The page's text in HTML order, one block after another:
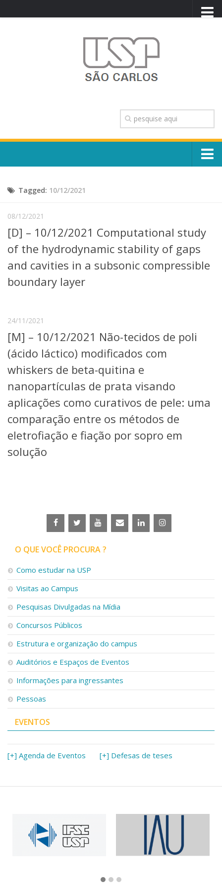
TRANSPARÊNCIA
OUVIDORIA
CONTATO
Escola, Institutos e Órgãos
Núcleos e Comissões
Telefones e Mapas
Pessoas
Graduação
Pós-Graduação
Pesquisa e Inovação
Linhas de Pesquisa
Centros, Núcleos e Projetos em Rede
Pós-doutorado
Iniciação Científica
Transferência de Tecnologia
Empresas Juniores
Extensão à Comunidade
Projetos, Programas e Cursos
Artes, Cultura e Esportes
Museus e Espaços Interativos
Serviços
Comunicação
Aplicativos e Sites
Jornal da USP
Agenda de Eventos
Defesa de Teses
Tagged: 10/12/2021
08/12/2021
[D] – 10/12/2021 Computational study
of the hydrodynamic stability of gaps
and cavities in a subsonic compressible
boundary layer
24/11/2021
[M] – 10/12/2021 Não-tecidos de poli
(ácido láctico) modificados com
whiskers de beta-quitina e
nanopartículas de prata visando
aplicações como curativos de pele: uma
comparação entre os métodos de
eletrofiação e fiação por sopro em
solução
O QUE VOCÊ PROCURA ?
Como estudar na USP
Visitas ao Campus
Pesquisas Divulgadas na Mídia
Concursos Públicos
Estrutura e organização do campus
Auditórios e Espaços de Eventos
Informações para ingressantes
Pessoas
EVENTOS
[+] Agenda de Eventos [+] Defesas de teses